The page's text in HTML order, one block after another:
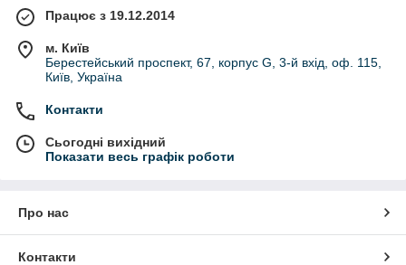
Працює з 19.12.2014
м. Київ
Берестейський проспект, 67, корпус G, 3-й вхід, оф. 115,
Київ, Україна
Контакти
Сьогодні вихідний
Показати весь графік роботи
Про нас
Контакти